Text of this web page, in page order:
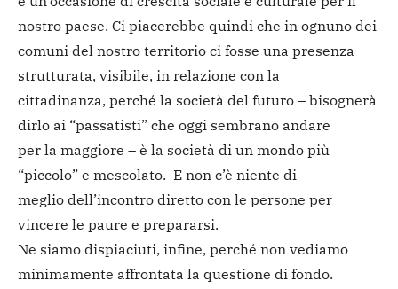
nostro paese. Ci piacerebbe quindi che in ognuno dei
comuni del nostro territorio ci fosse una presenza
strutturata, visibile, in relazione con la
cittadinanza, perché la società del futuro – bisognerà
dirlo ai “passatisti” che oggi sembrano andare
per la maggiore – è la società di un mondo più
“piccolo” e mescolato. E non c’è niente di
meglio dell’incontro diretto con le persone per
vincere le paure e prepararsi.
Ne siamo dispiaciuti, infine, perché non vediamo
minimamente affrontata la questione di fondo.